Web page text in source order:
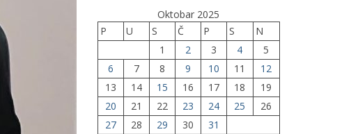
Oktobar 2025
P
U S Č P S
N
1
2 3 4
5
6
7 8 9 10 11
12
13
14 15 16 17 18
19
20
21 22 23 24 25
26
27
28 29 30
31